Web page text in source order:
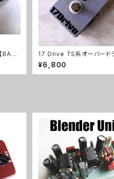
BASI
17 Drive TS系オーバード
キット【BASIC KIT】
¥6,800